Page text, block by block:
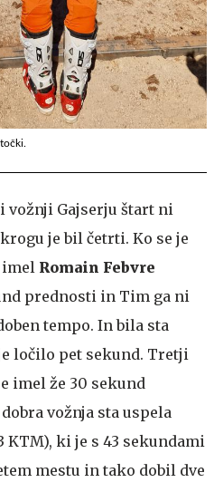
Gajserju štart ni
je bil četrti. Ko se je
imel Romain Febvre
prednosti in Tim ga ni
tempo. In bila sta
ločilo pet sekund. Tretji
imel že 30 sekund
vožnja sta uspela
KTM), ki je s 43 sekundami
mestu in tako dobil dve